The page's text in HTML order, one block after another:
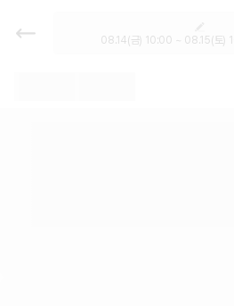
렌트카 추천 | 최저가
터카 카모아08.14(금) 10:00 ~ 08.15(토)